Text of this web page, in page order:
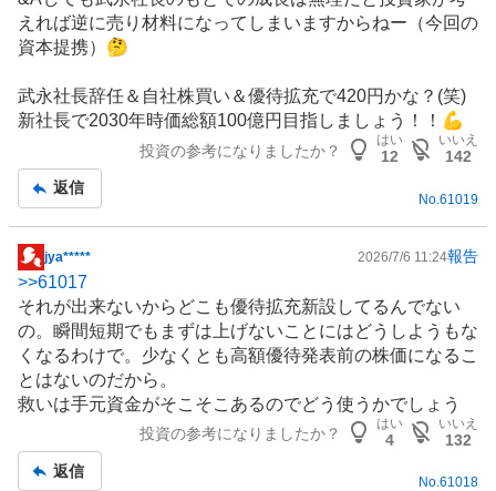
えれば逆に売り材料になってしまいますからねー（今回の
資本提携）🤔
武永社長辞任＆自社株買い＆優待拡充で420円かな？(笑)
新社長で2030年時価総額100億円目指しましょう！！💪
投資の参考になりましたか？
はい
12
いいえ
142
返信
No. 61019
掲
示
板
記
事
jya***** 2026/7/6 11:24報告
>>61017
それが出来ないからどこも優待拡充新設してるんでない
の。瞬間短期でもまずは上げないことにはどうしようもな
くなるわけで。少なくとも高額優待発表前の株価になるこ
とはないのだから。
救いは手元資金がそこそこあるのでどう使うかでしょう
投資の参考になりましたか？
はい
4
いいえ
132
返信
No.61018